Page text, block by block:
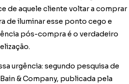
de aquele cliente voltar a comprar
de iluminar esse ponto cego e
pós-compra é o verdadeiro
urgência: segundo pesquisa de
& Company, publicada pela